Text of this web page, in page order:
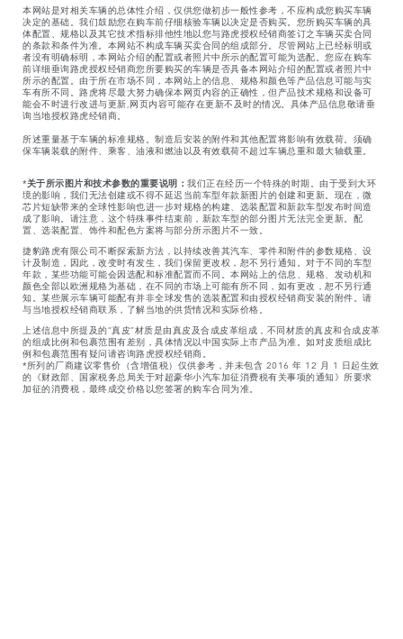
本网站是对相关车辆的总体性介绍，仅供您做初步一般性参考，不应构成您购买车辆
决定的基础。我们鼓励您在购车前仔细核验车辆以决定是否购买。您所购买车辆的具
体配置、规格以及其它技术指标排他性地以您与路虎授权经销商签订之车辆买卖合同
的条款和条件为准。本网站不构成车辆买卖合同的组成部分。尽管网站上已经标明或
者没有明确标明，本网站介绍的配置或者照片中所示的配置可能为选配。您应在购车
前详细垂询路虎授权经销商您所要购买的车辆是否具备本网站介绍的配置或者照片中
所示的配置。由于所在市场不同，本网站上的信息、规格和颜色等产品信息可能与实
车有所不同。路虎将尽最大努力确保本网页内容的正确性，但产品技术规格和设备可
能会不时进行改进与更新,网页内容可能存在更新不及时的情况。具体产品信息敬请垂
询当地授权路虎经销商。
所述重量基于车辆的标准规格。制造后安装的附件和其他配置将影响有效载荷。须确
保车辆装载的附件、乘客、油液和燃油以及有效载荷不超过车辆总重和最大轴载重。
*关于所示图片和技术参数的重要说明： 我们正在经历一个特殊的时期。由于受到大环
境的影响，我们无法创建或不得不延迟当前车型年款新图片的创建和更新。现在，微
芯片短缺带来的全球性影响也进一步对规格的构建、选装配置和新款车型发布时间造
成了影响。请注意，这个特殊事件结束前，新款车型的部分图片无法完全更新。配
置、选装配置、饰件和配色方案将与部分所示图片不一致。
捷豹路虎有限公司不断探索新方法，以持续改善其汽车、零件和附件的参数规格、设
计及制造，因此，改变时有发生，我们保留更改权，恕不另行通知。对于不同的车型
年款，某些功能可能会因选配和标准配置而不同。本网站上的信息、规格、发动机和
颜色全部以欧洲规格为基础，在不同的市场上可能有所不同，如有更改，恕不另行通
知。某些展示车辆可能配有并非全球发售的选装配置和由授权经销商安装的附件。请
与当地授权经销商联系，了解当地的供货情况和实际价格。
上述信息中所提及的“真皮”材质是由真皮及合成皮革组成，不同材质的真皮和合成皮革
的组成比例和包裹范围有差别，具体情况以中国实际上市产品为准。如对皮质组成比
例和包裹范围有疑问请咨询路虎授权经销商。
*所列的厂商建议零售价（含增值税）仅供参考，并未包含 2016 年 12 月 1 日起生效
的《财政部、国家税务总局关于对超豪华小汽车加征消费税有关事项的通知》所要求
加征的消费税，最终成交价格以您签署的购车合同为准。